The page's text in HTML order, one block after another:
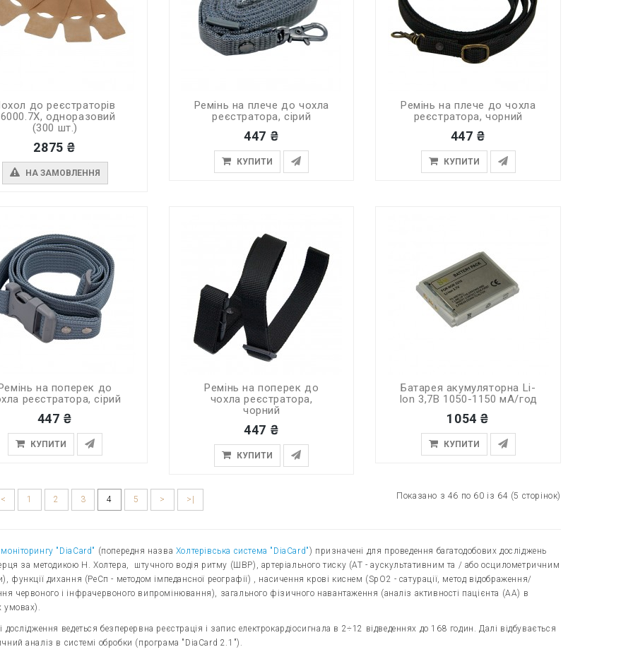
до реєстраторів
одноразовий
(300 шт.)
2875 ₴
НА ЗАМОВЛЕННЯ
Ремінь на плече до чохла
реєстратора, сірий
447 ₴
КУПИТИ
Ремінь на плече до чохла
реєстратора, чорний
447 ₴
КУПИТИ
на поперек до
реєстратора, сірий
447 ₴
КУПИТИ
Ремінь на поперек до
чохла реєстратора,
чорний
447 ₴
КУПИТИ
Батарея акумуляторна Li-
Ion 3,7В 1050-1150 мА/год
1054 ₴
КУПИТИ
< 1 2 3 4 5 > >| Показано з 46 по 60 із 64 (5 сторінок)
"DiaCard" (попередня назва Холтерівська система "DiaCard" ) призначені для проведення багатодобових досліджень
за методикою Н. Холтера, штучного водія ритму (ШВР), артеріального тиску (АТ - аускультативним та / або осцилометричним
функції дихання (РеСп - методом імпедансної реографії) , насичення крові киснем (SpO2 - сатурації, метод відображення/
червоного і інфрачервоного випромінювання), загального фізичного навантаження (аналіз активності пацієнта (АА) в
умовах).
дослідження ведеться безперервна реєстрація і запис електрокардіосигнала в 2÷12 відведеннях до 168 годин. Далі відбувається
аналіз в системі обробки (програма "DiaCard 2.1").